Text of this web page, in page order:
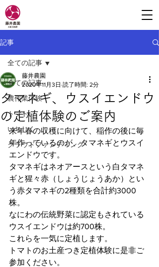
記事
全ての記事
農作業体験
トマト
いちじく
クラウドファンディング
全ての記事
タマネギ、ウスイエンドウ
の定植体験のご案内
藤井農園
2020年11月3日 読了時間: 2分
来年春の収穫に向けて、稲作の後に毎
年作っているのが、タマネギとウスイ
エンドウです。
タマネギはネオアースという白タマネ
ギと猩々赤（しょうじょうあか）とい
う赤タマネギの2種類を合計約3000
株。
なにわの伝統野菜に認定もされている
ウスイエンドウは約700株。
これらを一気に定植します。
トマトのお土産つき定植体験に是非ご
参加ください。